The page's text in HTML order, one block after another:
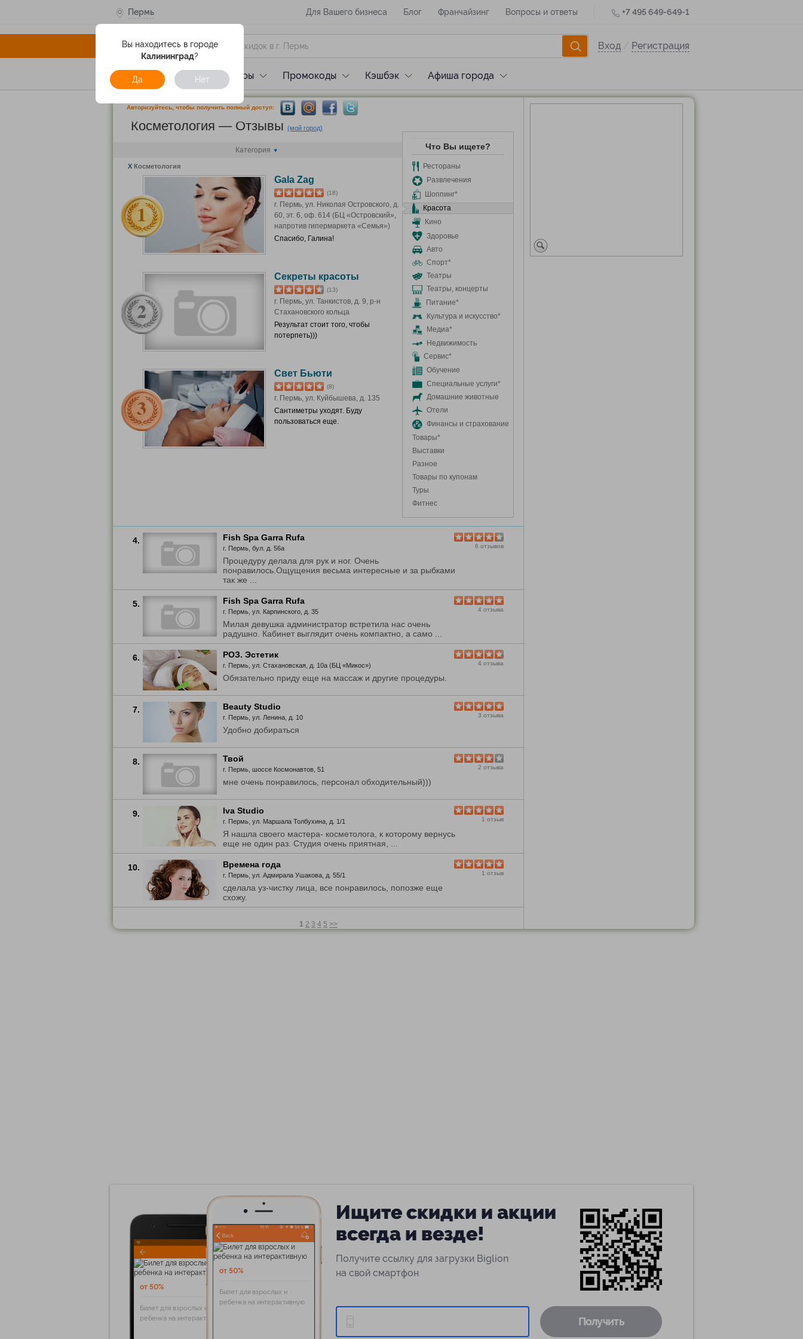
Пермь Для Вашего бизнеса Блог Франчайзинг Вопросы и ответы +7 495 649-649-1
Вход / Регистрация
Вы находитесь в городе
Калининград?
Да Нет
Услуги Отели Туры Промокоды Кэшбэк Афиша города
Авторизуйтесь, чтобы получить полный доступ:
Косметология — Отзывы (мой город)
Категория
X Косметология
Gala Zag
(18)
г. Пермь, ул. Николая Островского, д.
60, эт. 6, оф. 614 (БЦ «Островский»,
напротив гипермаркета «Семья»)
Спасибо, Галина!
Секреты красоты
(13)
г. Пермь, ул. Танкистов, д. 9, р-н
Стахановского кольца
Результат стоит того, чтобы
потерпеть)))
Свет Бьюти
(8)
г. Пермь, ул. Куйбышева, д. 135
Сантиметры уходят. Буду
пользоваться еще.
Что Вы ищете?
Рестораны
Развлечения
Шоппинг*
Красота
Кино
Здоровье
Авто
Спорт*
Театры
Театры, концерты
Питание*
Культура и искусство*
Медиа*
Недвижимость
Сервис*
Обучение
Специальные услуги*
Домашние животные
Отели
Финансы и страхование
Товары*
Выставки
Разное
Товары по купонам
Туры
Фитнес
4.
6 отзывов
Fish Spa Garra Rufa
г. Пермь, бул. д. 56а
Процедуру делала для рук и ног. Очень
понравилось.Ощущения весьма интересные и за рыбками
так же ...
5.
4 отзыва
Fish Spa Garra Rufa
г. Пермь, ул. Карпинского, д. 35
Милая девушка администратор встретила нас очень
радушно. Кабинет выглядит очень компактно, а само ...
6.
4 отзыва
РОЗ. Эстетик
г. Пермь, ул. Стахановская, д. 10а (БЦ «Микос»)
Обязательно приду еще на массаж и другие процедуры.
7.
3 отзыва
Beauty Studio
г. Пермь, ул. Ленина, д. 10
Удобно добираться
8.
2 отзыва
Твой
г. Пермь, шоссе Космонавтов, 51
мне очень понравилось, персонал обходительный)))
9.
1 отзыв
Iva Studio
г. Пермь, ул. Маршала Толбухина, д. 1/1
Я нашла своего мастера- косметолога, к которому вернусь
еще не один раз. Студия очень приятная, ...
10.
1 отзыв
Времена года
г. Пермь, ул. Адмирала Ушакова, д. 55/1
сделала уз-чистку лица, все понравилось, попозже еще
схожу.
1 2 3 4 5 >>
от 50%
Билет для взрослых и
ребенка на интерактивную
от 50%
Билет для взрослых и
ребенка на интерактивную
Ищите скидки и акции
всегда и везде!
Получите ссылку для загрузки Biglion
на свой смартфон
Получить